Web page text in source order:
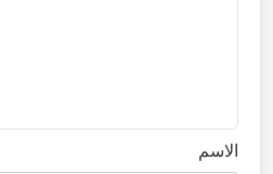
الاسم